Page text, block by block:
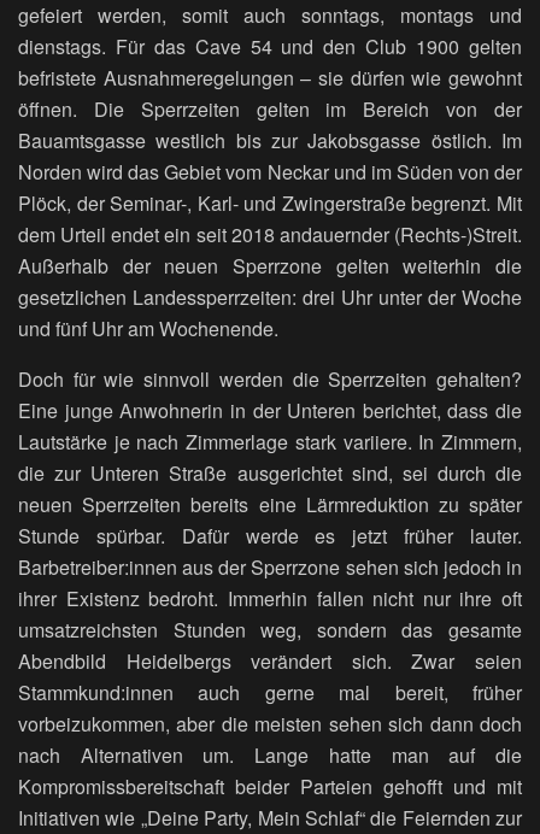
gefeiert werden, somit auch sonntags, montags und
dienstags. Für das Cave 54 und den Club 1900 gelten
befristete Ausnahmeregelungen – sie dürfen wie gewohnt
öffnen. Die Sperrzeiten gelten im Bereich von der
Bauamtsgasse westlich bis zur Jakobsgasse östlich. Im
Norden wird das Gebiet vom Neckar und im Süden von der
Plöck, der Seminar-, Karl- und Zwingerstraße begrenzt. Mit
dem Urteil endet ein seit 2018 andauernder (Rechts-)Streit.
Außerhalb der neuen Sperrzone gelten weiterhin die
gesetzlichen Landessperrzeiten: drei Uhr unter der Woche
und fünf Uhr am Wochenende.
Doch für wie sinnvoll werden die Sperrzeiten gehalten?
Eine junge Anwohnerin in der Unteren berichtet, dass die
Lautstärke je nach Zimmerlage stark variiere. In Zimmern,
die zur Unteren Straße ausgerichtet sind, sei durch die
neuen Sperrzeiten bereits eine Lärmreduktion zu später
Stunde spürbar. Dafür werde es jetzt früher lauter.
Barbetreiber:innen aus der Sperrzone sehen sich jedoch in
ihrer Existenz bedroht. Immerhin fallen nicht nur ihre oft
umsatzreichsten Stunden weg, sondern das gesamte
Abendbild Heidelbergs verändert sich. Zwar seien
Stammkund:innen auch gerne mal bereit, früher
vorbeizukommen, aber die meisten sehen sich dann doch
nach Alternativen um. Lange hatte man auf die
Kompromissbereitschaft beider Parteien gehofft und mit
Initiativen wie „Deine Party, Mein Schlaf“ die Feiernden zur